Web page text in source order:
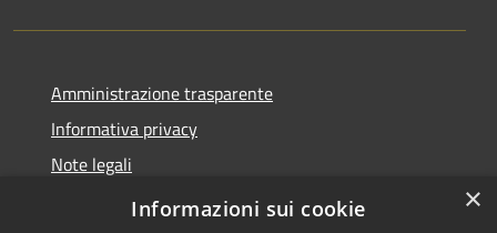
Amministrazione trasparente
Informativa privacy
Note legali
Dichiarazione di accessibilità
×
Informazioni sui cookie